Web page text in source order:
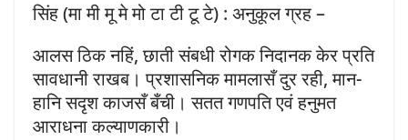
सिंह (मा मी मू मे मो टा टी टू टे) : अनुकूल ग्रह –
आलस ठिक नहिं, छाती संबधी रोगक निदानक केर प्रति
सावधानी राखब। प्रशासनिक मामलासँ दुर रही, मान-
हानि सदृश काजसँ बँची। सतत गणपति एवं हनुमत
आराधना कल्याणकारी।